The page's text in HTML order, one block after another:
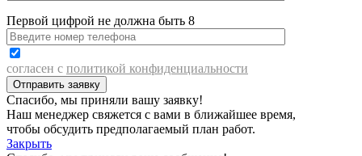
Первой цифрой не должна быть 8
согласен с политикой конфиденциальности
Спасибо, мы приняли вашу заявку!
Наш менеджер свяжется с вами в ближайшее время,
чтобы обсудить предполагаемый план работ.
Закрыть